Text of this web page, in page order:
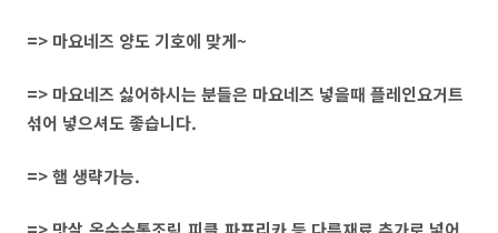
=> 마요네즈 양도 기호에 맞게~
=> 마요네즈 싫어하시는 분들은 마요네즈 넣을때 플레인요거트
섞어 넣으셔도 좋습니다.
=> 햄 생략가능.